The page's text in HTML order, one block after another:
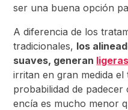
ser una buena opción
A diferencia de los
tradicionales, los
suaves, generan
irritan en gran medida
probabilidad de padecer
encía es mucho menor